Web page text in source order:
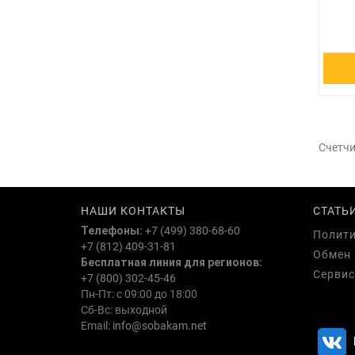
НАШИ КОНТАКТЫ
Телефоны: +7 (499) 380-68-60
+7 (812) 409-31-81
Бесплатная линия для регионов:
+7 (800) 302-45-46
Пн-Пт: с 09:00 до 18:00
Сб-Вс: выходной
Email: info@sobakam.net
Обмен